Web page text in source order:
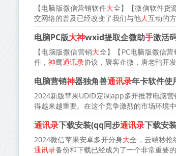
【电脑版微信营销软件大全】【微信软件货
交网络的普及已经改变了我们与他人互动的
电脑PC版大神wxid提取企微助手激活
【电脑版微信营销大全】【PC电脑版微信
件， 神鹰通讯录协议，聚客企微，唐老鸭开
电脑营销神器独角兽通讯录年卡软件使
2024新版苹果UDID定制app多开推荐电脑营
得越来越重要。在这个竞争激烈的市场环境
通讯录下载安装(qq同步通讯录下载安
2024微信苹果安卓多开分身大全，云端秒抢
通讯录备份和下载已经成为了一个非常重要